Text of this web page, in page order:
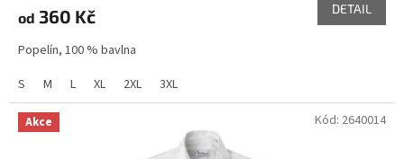
od 360 Kč DETAIL
Popelín, 100 % bavlna
S
M L XL 2XL 3XL
Akce Kód: 2640014